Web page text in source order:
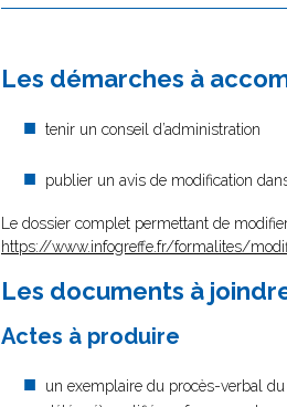
Les démarches à
tenir un conseil d’administration
publier un avis de modification
Le dossier complet permettant de
https://www.infogreffe.fr/formalites/
Les documents à
Actes à produire
un exemplaire du procès-verbal